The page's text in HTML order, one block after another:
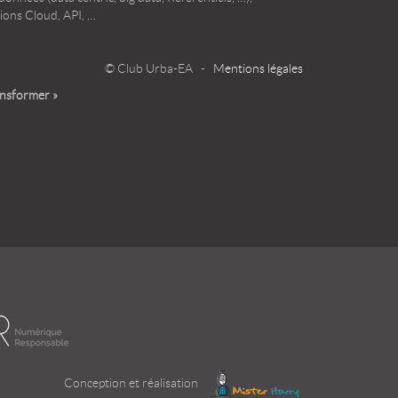
Cloud, API, …
© Club Urba-EA - Mentions légales
»
Conception et réalisation